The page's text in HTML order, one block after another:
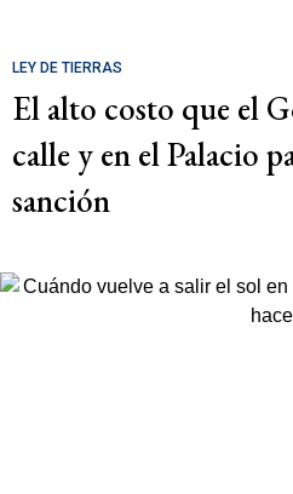
LEY DE TIERRAS
El alto costo que el
calle y en el Palacio
sanción